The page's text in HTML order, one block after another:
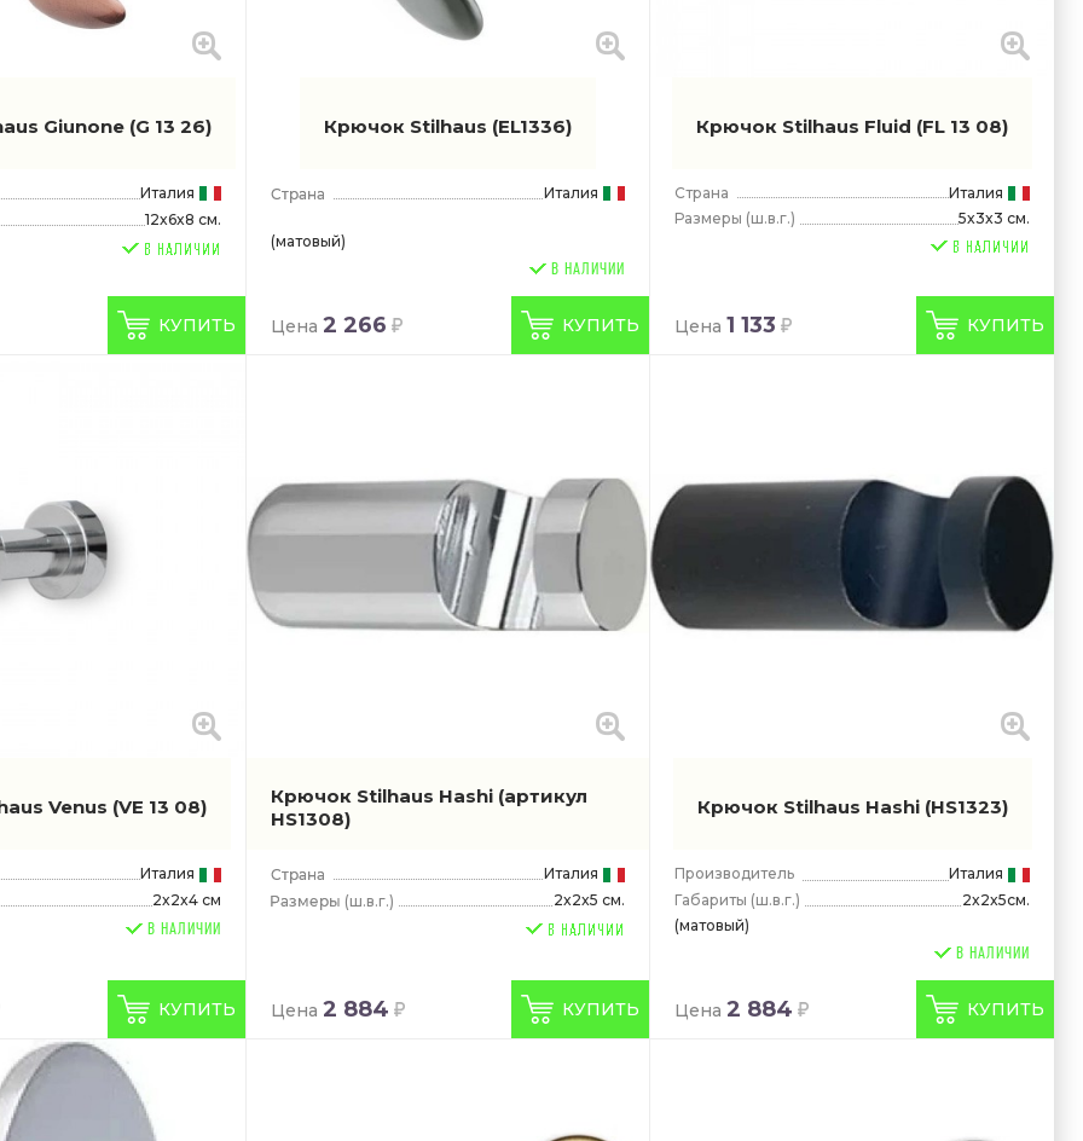
Giunone (G 13 26)
Италия
12x6x8 см.
КУПИТЬ
Крючок Stilhaus (EL1336)
Италия
(матовый)
В НАЛИЧИИ
Цена 2 266 КУПИТЬ
Крючок Stilhaus Fluid (FL 13 08)
Страна
Италия
Размеры (ш.в.г.) 5x3x3 см.
Цена 1 133 КУПИТЬ
Venus (VE 13 08)
Италия
2x2x4 см
В НАЛИЧИИ
КУПИТЬ
Крючок Stilhaus Hashi (артикул
HS1308)
Италия
(ш.в.г.)
2x2x5 см.
Цена 2 884 КУПИТЬ
Крючок Stilhaus Hashi (HS1323)
Производитель
Италия
Габариты (ш.в.г.)
2x2x5см.
(матовый)
В НАЛИЧИИ
Цена 2 884 КУПИТЬ